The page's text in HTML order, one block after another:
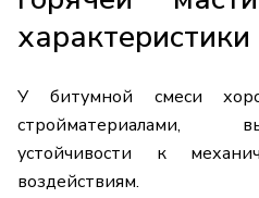
характеристики
У битумной смеси
стройматериалами,
устойчивости к
воздействиям.